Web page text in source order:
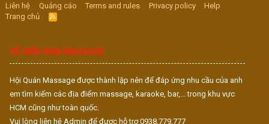
Liên hệ
Quảng cáo Terms and rules Privacy policy
Help
Trang chủ
R
S
VỀ DIỄN ĐÀN MASSAGE
Hội Quán Massage được thành lập nên để đáp ứng nhu cầu của anh
em tìm kiếm các địa điểm massage, karaoke, bar,... trong khu vực
HCM cũng như toàn quốc.
Vui lòng liên hệ Admin để được hỗ trợ 0938.779.777